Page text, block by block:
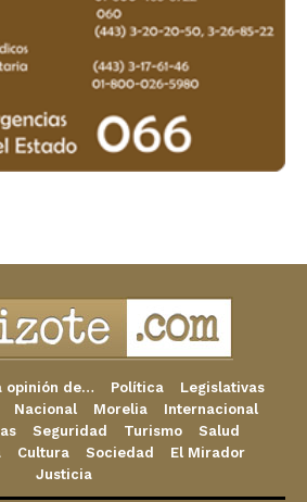
opinión de… Política
Legislativas
Nacional Morelia
Internacional
Seguridad Turismo
Salud
Cultura Sociedad
El Mirador
Justicia